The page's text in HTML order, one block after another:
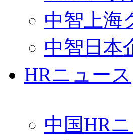
中智上海
中智日本
HRニュース
中国HR